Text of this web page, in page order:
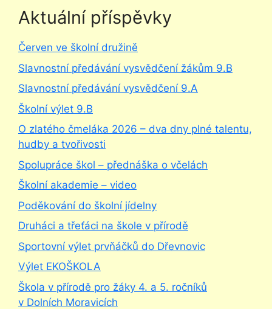
Aktuální příspěvky
Červen ve školní družině
Slavnostní předávání vysvědčení žákům 9.B
Slavnostní předávání vysvědčení 9.A
Školní výlet 9.B
O zlatého čmeláka 2026 – dva dny plné talentu,
hudby a tvořivosti
Spolupráce škol – přednáška o včelách
Školní akademie – video
Poděkování do školní jídelny
Druháci a třeťáci na škole v přírodě
Sportovní výlet prvňáčků do Dřevnovic
Výlet EKOŠKOLA
Škola v přírodě pro žáky 4. a 5. ročníků
v Dolních Moravicích